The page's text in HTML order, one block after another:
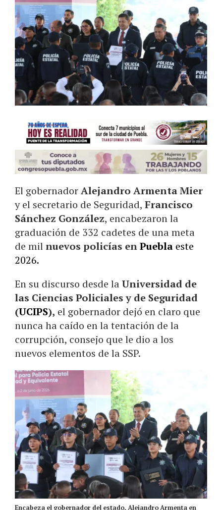
El gobernadorAlejandro Armenta Mier
y el secretario de Seguridad, Francisco
Sánchez González, encabezaron la
graduación de 332 cadetes de una meta
de milnuevos policías enPuebla este
2026.
En su discurso desde laUniversidad de
las Ciencias Policiales y de Seguridad
(UCIPS), el gobernador dejó en claro que
nunca ha caído en la tentación de la
corrupción, consejo que le dio a los
nuevos elementos de la SSP.
Encabeza el gobernador del estado, Alejandro Armenta en